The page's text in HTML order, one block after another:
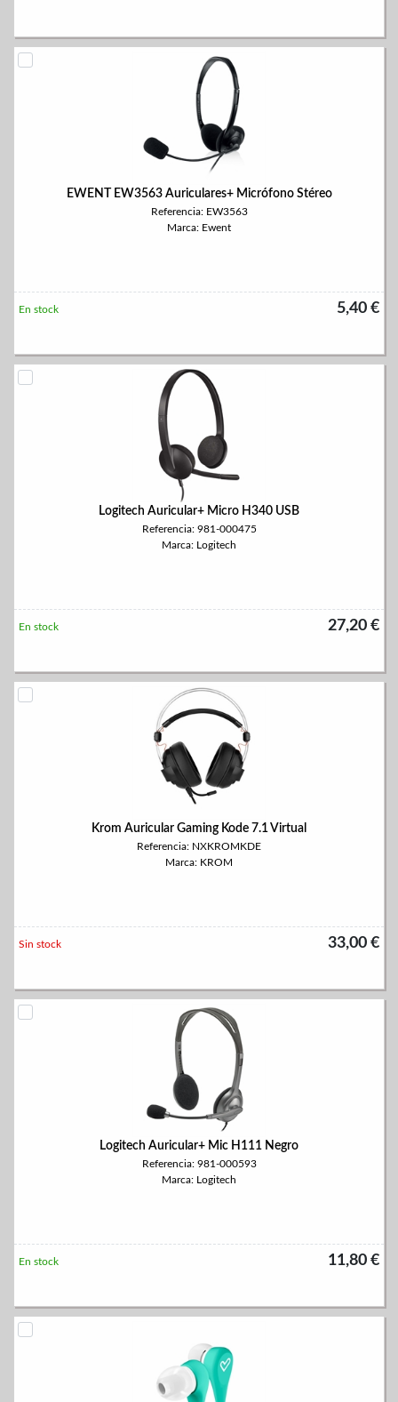
EWENT EW3563 Auriculares+ Micrófono Stéreo
Referencia: EW3563
Marca: Ewent
5,40 €
En stock
Logitech Auricular+ Micro H340 USB
Referencia: 981-000475
Marca: Logitech
27,20 €
En stock
Krom Auricular Gaming Kode 7.1 Virtual
Referencia: NXKROMKDE
Marca: KROM
33,00 €
Sin stock
Logitech Auricular+ Mic H111 Negro
Referencia: 981-000593
Marca: Logitech
11,80 €
En stock